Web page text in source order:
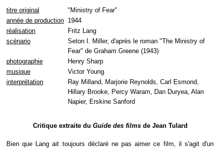
titre original
"Ministry of Fear"
année de production 1944
réalisation
Fritz Lang
scénario
Seton I. Miller, d'après le roman "The Ministry of
Fear" de Graham Greene (1943)
photographie
Henry Sharp
musique
Victor Young
interprétation
Ray Milland, Marjorie Reynolds, Carl Esmond,
Hillary Brooke, Percy Waram, Dan Duryea, Alan
Napier, Erskine Sanford
Critique extraite du Guide des filmsde Jean Tulard
Bien que Lang ait toujours déclaré ne pas aimer ce film, il s'agit d'un